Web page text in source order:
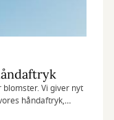
Vi giver nyt
håndaftryk,